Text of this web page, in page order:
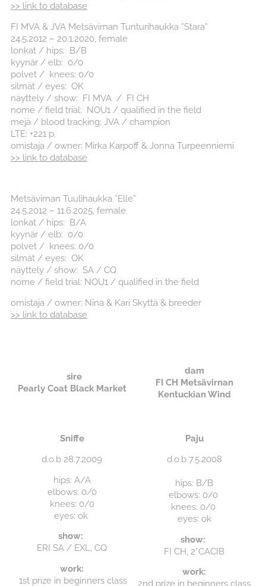
>> link to database
FI MVA & JVA Metsävirnan Tunturihaukka ”Stara”
24.5.2012 – 20.1.2020, female
lonkat / hips: B/B
kyynär / elb: 0/0
polvet / knees: 0/0
silmät / eyes: OK
näyttely / show: FI MVA / FI CH
nome / field trial: NOU1 / qualified in the field
mejä / blood tracking: JVA / champion
LTE: +221 p.
omistaja / owner: Mirka Karpoff & Jonna Turpeenniemi
>> link to database
Metsävirnan Tuulihaukka ”Elle”
24.5.2012 – 11.6.2025, female
lonkat / hips: B/A
kyynär / elb: 0/0
polvet / knees: 0/0
silmät / eyes: OK
näyttely / show: SA / CQ
nome / field trial: NOU1 / qualified in the field
omistaja / owner: Nina & Kari Skyttä & breeder
>> link to database
sire
Pearly Coat Black Market
dam
FI CH Metsävirnan
Kentuckian Wind
Sniffe
d.o.b 28.7.2009
hips: A/A
elbows: 0/0
knees: 0/0
eyes: ok
show:
ERI SA / EXL, CQ
work:
1st prize in beginners class
Paju
d.o.b 7.5.2008
hips: B/B
elbows: 0/0
knees: 0/0
eyes: ok
show:
FI CH, 2*CACIB
work:
2nd prize in beginners class